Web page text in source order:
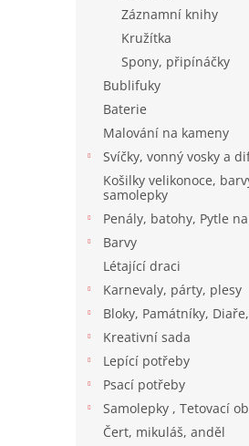
Záznamní knihy
Kružítka
Spony, připínáčky
Bublifuky
Baterie
Malování na kameny
Svíčky, vonný vosky a
Košilky velikonoce,
samolepky
Penály, batohy, Pytle
Barvy
Létající draci
Karnevaly, párty, plesy
Bloky, Památníky,
Kreativní sada
Lepící potřeby
Psací potřeby
Samolepky , Tetovací
Čert, mikuláš, anděl